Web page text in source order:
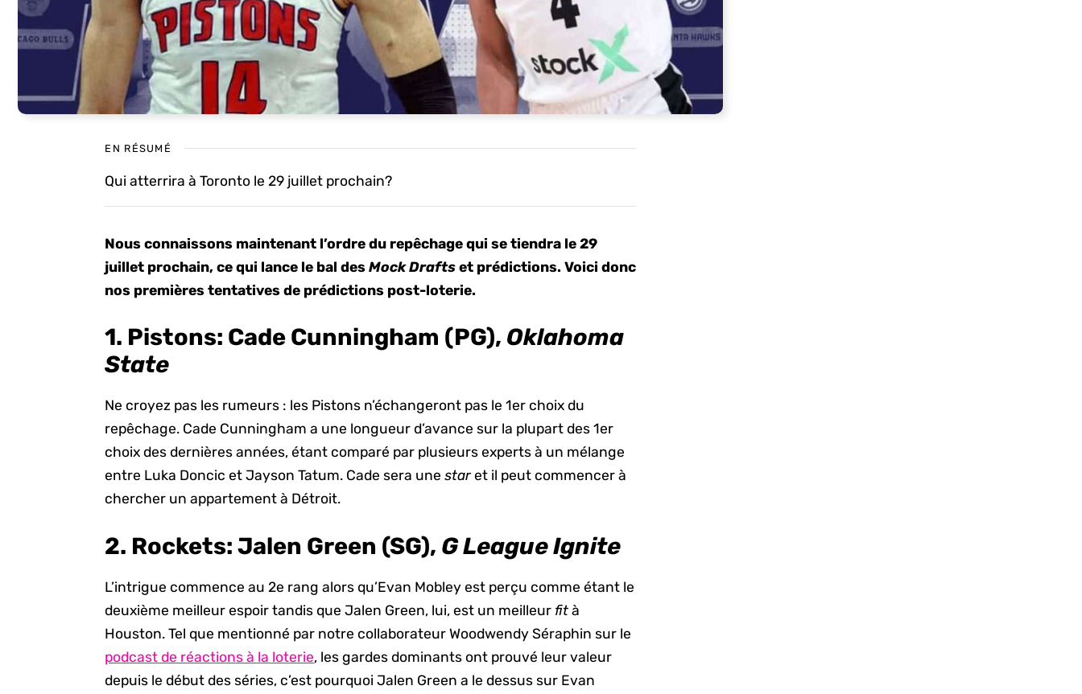
EN RÉSUMÉ
Qui atterrira à Toronto le 29 juillet prochain?
Nous connaissons maintenant l’ordre du repêchage qui se tiendra le 29
juillet prochain, ce qui lance le bal desMock Draftset prédictions. Voici donc
nos premières tentatives de prédictions post-loterie.
1. Pistons: Cade Cunningham (PG), Oklahoma
State
Ne croyez pas les rumeurs : les Pistons n’échangeront pas le 1er choix du
repêchage. Cade Cunningham a une longueur d’avance sur la plupart des 1er
choix des dernières années, étant comparé par plusieurs experts à un mélange
entre Luka Doncic et Jayson Tatum. Cade sera unestaret il peut commencer à
chercher un appartement à Détroit.
2. Rockets:Jalen Green (SG), G League Ignite
L’intrigue commence au 2e rang alors qu’Evan Mobley est perçu comme étant le
deuxième meilleur espoir tandis que Jalen Green, lui, est un meilleur fità
Houston. Tel que mentionné par notre collaborateur Woodwendy Séraphin sur le
podcast de réactions à la loterie, les gardes dominants ont prouvé leur valeur
depuis le début des séries, c’est pourquoi Jalen Green a le dessus sur Evan